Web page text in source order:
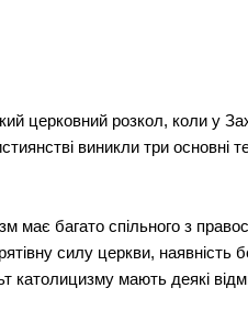
розкол, коли у
виникли три
має багато спільного з
силу церкви, наявність
католицизму мають деякі